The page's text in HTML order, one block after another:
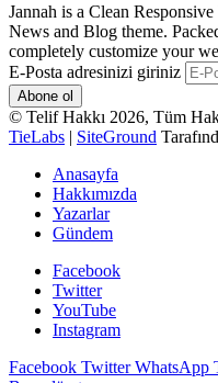
Jannah is a Clean
News and Blog theme.
completely customize your
E-Posta adresinizi giriniz
© Telif Hakkı 2026, Tüm
TieLabs | SiteGround
Anasayfa
Hakkımızda
Yazarlar
Gündem
Facebook
Twitter
YouTube
Instagram
Facebook Twitter WhatsApp